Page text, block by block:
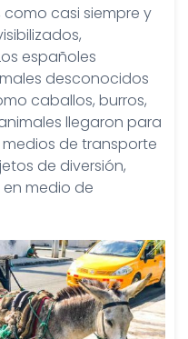
casi siempre y
españoles
desconocidos
caballos, burros,
llegaron para
de transporte
de diversión,
medio de